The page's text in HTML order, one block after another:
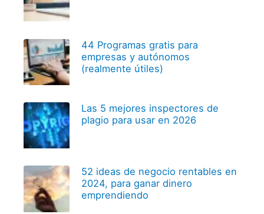
44 Programas gratis para
empresas y autónomos
(realmente útiles)
Las 5 mejores inspectores de
plagio para usar en 2026
52 ideas de negocio rentables en
2024, para ganar dinero
emprendiendo